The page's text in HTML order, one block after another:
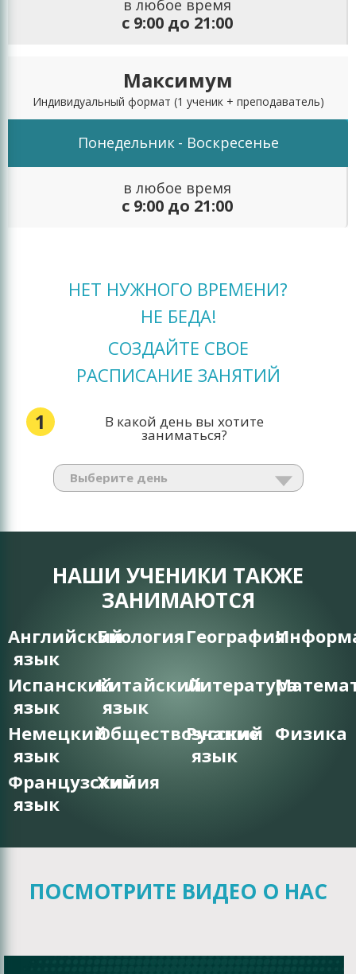
в любое время
с 9:00 до 21:00
Максимум
Индивидуальный формат (1 ученик + преподаватель)
Понедельник - Воскресенье
в любое время
с 9:00 до 21:00
НЕТ НУЖНОГО ВРЕМЕНИ?
НЕ БЕДА!
СОЗДАЙТЕ СВОЕ
РАСПИСАНИЕ ЗАНЯТИЙ
1 В какой день вы хотите
заниматься?
НАШИ УЧЕНИКИ ТАКЖЕ
ЗАНИМАЮТСЯ
Английский
язык
БиологияГеография
Испанский
язык
Китайский
язык
Литература
Немецкий
язык
Обществознание
Русский
язык
Физика
Французский
язык
Химия
ПОСМОТРИТЕ ВИДЕО О НАС